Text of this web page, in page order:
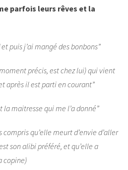
parfois leurs rêves et la
puis j’ai mangé des bonbons”
précis, est chez lui) qui vient
après il est parti en courant”
la maitresse qui me l’a donné”
compris qu’elle meurt d’envie d’aller
son alibi préféré, et qu’elle a
copine)